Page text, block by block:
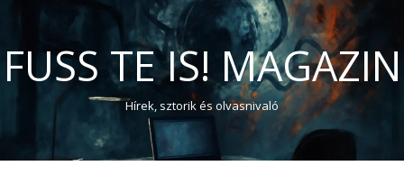
FUSS TE IS! MAGAZIN
Hírek, sztorik és olvasnivaló